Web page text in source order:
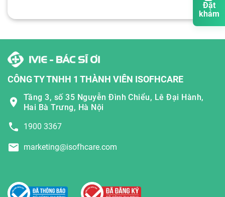
Đặt
khám
CÔNG TY TNHH 1 THÀNH VIÊN ISOFHCARE
Tầng 3, số 35 Nguyễn Đình Chiểu, Lê Đại Hành,
Hai Bà Trưng, Hà Nội
1900 3367
marketing@isofhcare.com